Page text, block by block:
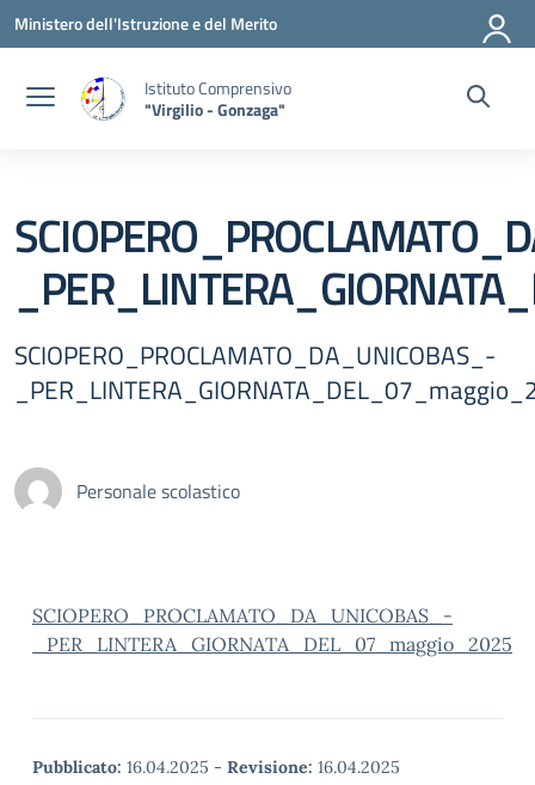
Vai ai contenuti
Vai al menu di navigazione
Vai al footer
Ministero dell'Istruzione e del Merito
Istituto Comprensivo
"Virgilio - Gonzaga"
SCIOPERO_PROCLAMATO_DA_UNICOBAS_-
Personale scolastico
SCIOPERO_PROCLAMATO_DA_UNICOBAS_-
_PER_LINTERA_GIORNATA_DEL_07_maggio_2025
Pubblicato: 16.04.2025 - Revisione: 16.04.2025